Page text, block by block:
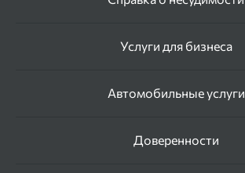
Услуги для бизнеса
Автомобильные услуги
Доверенности